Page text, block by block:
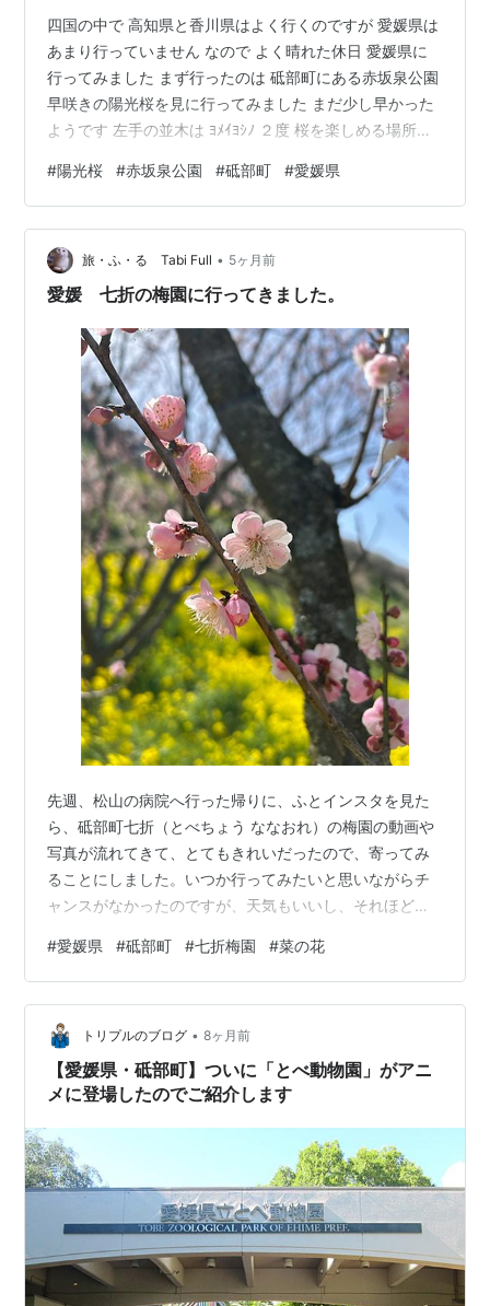
四国の中で 高知県と香川県はよく行くのですが 愛媛県は
あまり行っていません なので よく晴れた休日 愛媛県に
行ってみました まず行ったのは 砥部町にある赤坂泉公園
早咲きの陽光桜を見に行ってみました まだ少し早かった
ようです 左手の並木は ﾖﾒｲﾖｼﾉ ２度 桜を楽しめる場所の
だそうです 奥に行くと よく咲いている木がありました
濃いﾋﾟﾝｸ色の花でした 青空を背景に 寄って撮ってみまし
た 桜並木の中に駐車場はあるのですが 最盛期は車を停め
るのに 苦労しそうな所でした Nikon D850 Nikkor
VR80-400mmf/4.5-5.…
#陽光桜 #赤坂泉公園 #砥部町 #愛媛県
旅・ふ・る Tabi Full • 5ヶ月前
愛媛 七折の梅園に行ってきました。
先週、松山の病院へ行った帰りに、ふとインスタを見た
ら、砥部町七折（とべちょう ななおれ）の梅園の動画や
写真が流れてきて、とてもきれいだったので、寄ってみ
ることにしました。いつか行ってみたいと思いながらチ
ャンスがなかったのですが、天気もいいし、それほど遠
なおれ）の梅園愛媛県伊予郡砥部町七折109番地広い駐車
場あり、トイレあり＜入場料＞大人：300円（20名以上
の団体：250円） 中学生以下：無料＊2/21～3/08 第36
回七折梅まつりが行われました。平日でしたので、難な
く駐車できました。駐車場から入口はすぐです。 初めて
なので、展望台まで…
#愛媛県 #砥部町 #七折梅園 #菜の花
トリプルのブログ • 8ヶ月前
【愛媛県・砥部町】ついに「とべ動物園」がアニ
メに登場したのでご紹介します